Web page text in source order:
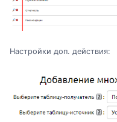
Настройки доп. действия: